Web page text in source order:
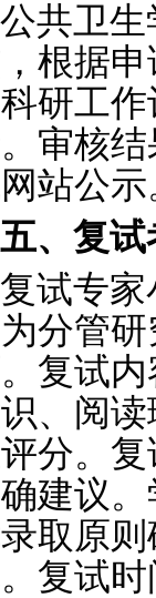
公共卫
根据
研工
。审核
站公示
五、复试
复试专
为分管
复试
、阅
分。
建议
取原
复试